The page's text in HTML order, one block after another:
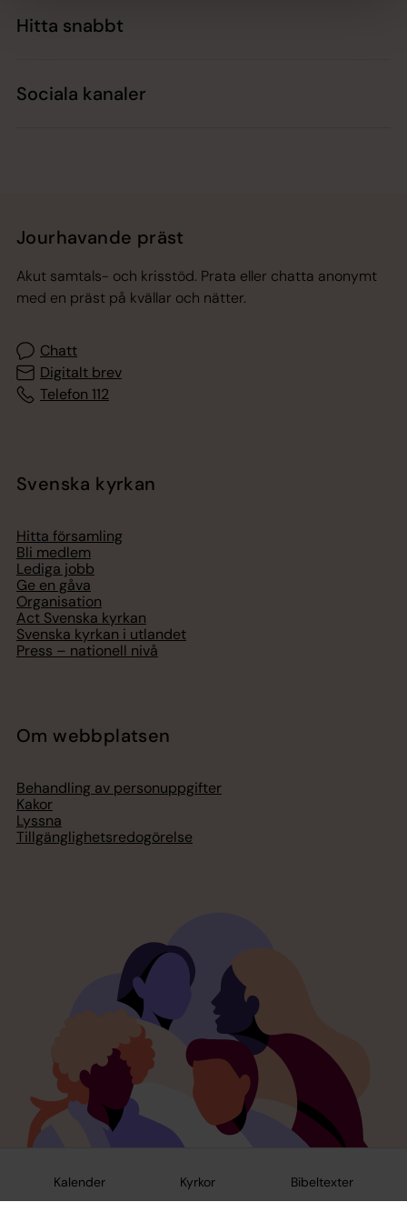
Kalender Kyrkor Bibeltexter
Hitta snabbt
Sociala kanaler
Jourhavande präst
Akut samtals- och krisstöd. Prata eller chatta anonymt
med en präst på kvällar och nätter.
Chatt
Digitalt brev
Telefon 112
Svenska kyrkan
Hitta församling
Bli medlem
Lediga jobb
Ge en gåva
Organisation
Act Svenska kyrkan
Svenska kyrkan i utlandet
Press – nationell nivå
Om webbplatsen
Behandling av personuppgifter
Kakor
Lyssna
Tillgänglighetsredogörelse